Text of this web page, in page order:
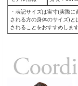
・表記サイズは実寸(実際
される方の身体のサイズ)と
されることをおすすめします